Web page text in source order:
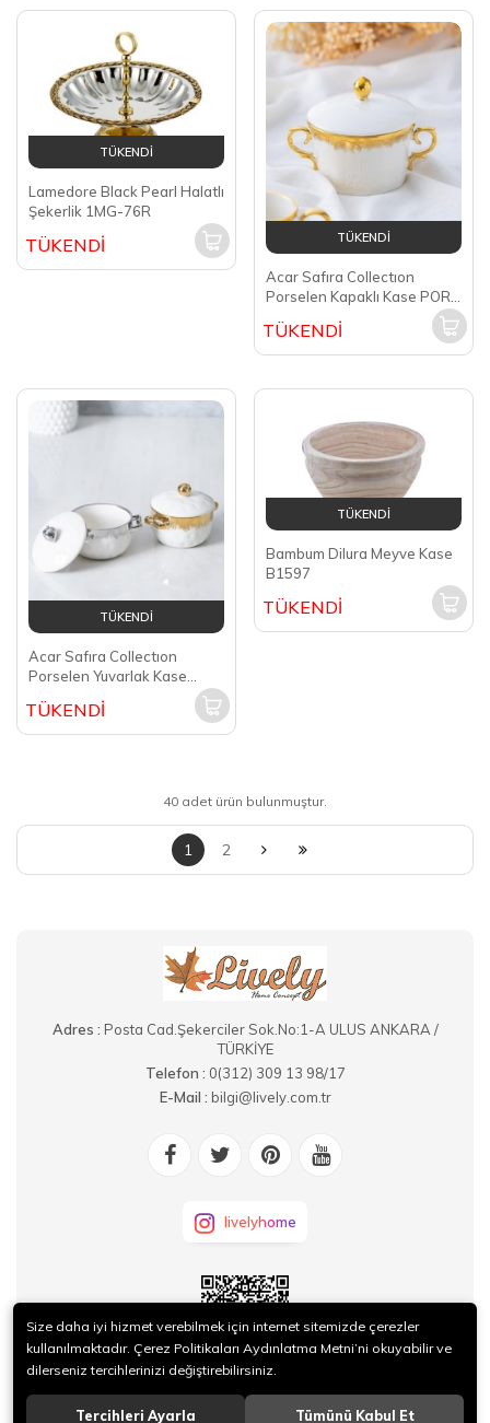
TÜKENDİ
Lamedore Black Pearl Halatlı
Şekerlik 1MG-76R
TÜKENDİ TÜKENDİ
Acar Safıra Collectıon
Porselen Kapaklı Kase PORJ-
TÜKENDİ
TÜKENDİ
Acar Safıra Collectıon
Porselen Yuvarlak Kase
TÜKENDİ
TÜKENDİ
Bambum Dilura Meyve Kase
B1597
TÜKENDİ
40 adet ürün bulunmuştur.
1 2
Adres : Posta Cad.Şekerciler Sok.No:1-A ULUS ANKARA /
TÜRKİYE
Telefon : 0(312) 309 13 98/17
E-Mail : bilgi@lively.com.tr
livelyhome
KURUMSAL
Size daha iyi hizmet verebilmek için internet sitemizde çerezler
kullanılmaktadır. Çerez Politikaları Aydınlatma Metni’ni okuyabilir ve
dilerseniz tercihlerinizi değiştirebilirsiniz.
Tercihleri Ayarla Tümünü Kabul Et